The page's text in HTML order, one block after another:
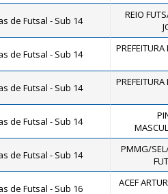
de Futsal - Sub 14
REIO
de Futsal - Sub 14
de Futsal - Sub 14
de Futsal - Sub 14
de Futsal - Sub 14
PMMG/
de Futsal - Sub 16 ACEF